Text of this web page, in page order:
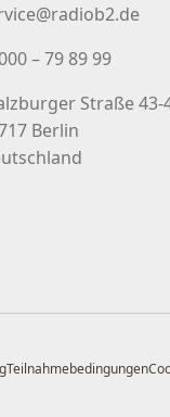
– 79 89 99
Straße 43-
Berlin
Teilnahmebedingungen